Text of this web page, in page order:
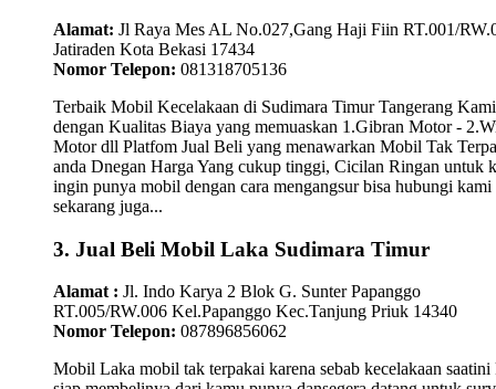
Alamat: Jl Raya Mes AL No.027,Gang Haji Fiin RT.001/
Jatiraden Kota Bekasi 17434
Nomor Telepon: 081318705136
Terbaik Mobil Kecelakaan di Sudimara Timur Tangerang
dengan Kualitas Biaya yang memuaskan 1.Gibran Motor -
Motor dll Platfom Jual Beli yang menawarkan Mobil Tak
anda Dnegan Harga Yang cukup tinggi, Cicilan Ringan untuk
ingin punya mobil dengan cara mengangsur bisa hubungi kami
sekarang juga...
3. Jual Beli Mobil Laka Sudimara Timur
Alamat : Jl. Indo Karya 2 Blok G. Sunter Papanggo
RT.005/RW.006 Kel.Papanggo Kec.Tanjung Priuk 14340
Nomor Telepon: 087896856062
Mobil Laka mobil tak terpakai karena sebab kecelakaan saatini